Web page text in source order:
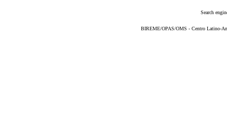
Search
BIREME/OPAS/OMS - Centro Latino-